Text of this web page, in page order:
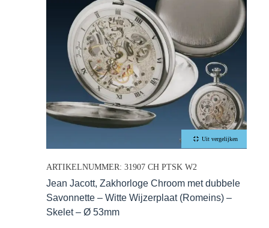
Uit vergelijken
ARTIKELNUMMER: 31907 CH PTSK W2
Jean Jacott, Zakhorloge Chroom met dubbele
Savonnette – Witte Wijzerplaat (Romeins) –
Skelet – Ø 53mm